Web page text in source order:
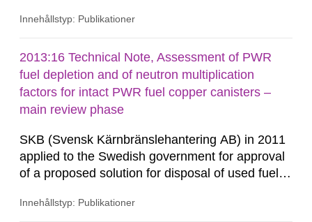
cycling, the standard methods employed to
accumulation in the biosphere cannot be used
satisfactorily for 14C. In 2011, the Swedish
Radiation Safety Authority (SSM)...
Innehållstyp: Publikationer
2013:16 Technical Note, Assessment of PWR
fuel depletion and of neutron multiplication
factors for intact PWR fuel copper canisters –
main review phase
SKB (Svensk Kärnbränslehantering AB) in 2011
applied to the Swedish government for approval
of a proposed solution for disposal of used fuel
relatively minor quantities of other fissile
Innehållstyp: Publikationer